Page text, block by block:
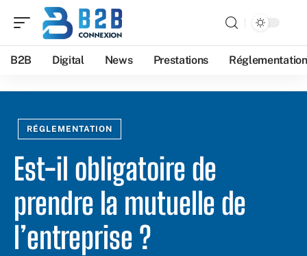
B2B Digital News Prestations Réglementation
RÉGLEMENTATION
Est-il obligatoire de
prendre la mutuelle de
l’entreprise ?